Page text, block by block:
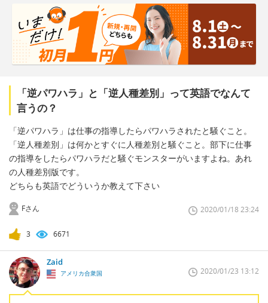
「逆パワハラ」と「逆人種差別」って英語でなんて
言うの？
「逆パワハラ」は仕事の指導したらパワハラされたと騒ぐこと。
「逆人種差別」は何かとすぐに人種差別と騒ぐこと。部下に仕事
の指導をしたらパワハラだと騒ぐモンスターがいますよね。あれ
の人種差別版です。
どちらも英語でどういうか教えて下さい
Fさん 2020/01/18 23:24
3 6671
Zaid
アメリカ合衆国 2020/01/23 13:12